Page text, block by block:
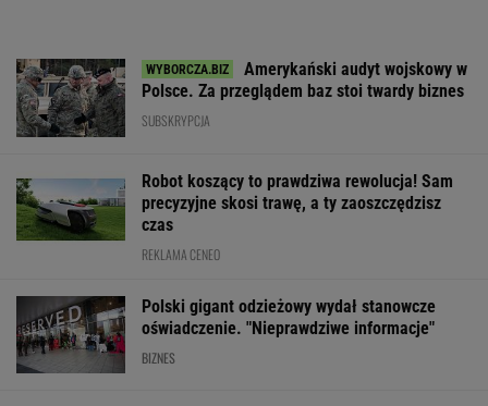
Amerykański audyt wojskowy w
Polsce. Za przeglądem baz stoi twardy biznes
SUBSKRYPCJA
Robot koszący to prawdziwa rewolucja! Sam
precyzyjne skosi trawę, a ty zaoszczędzisz
czas
REKLAMA CENEO
Polski gigant odzieżowy wydał stanowcze
oświadczenie. "Nieprawdziwe informacje"
BIZNES